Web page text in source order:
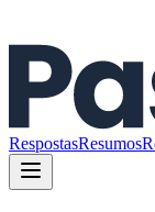
RespostasResumos